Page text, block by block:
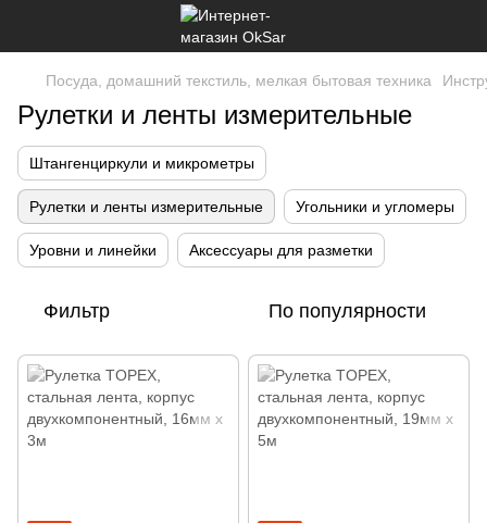
Посуда, домашний текстиль, мелкая бытовая техника
Рулетки и ленты измерительные
Штангенциркули и микрометры
Рулетки и ленты измерительные Угольники и угломеры
Уровни и линейки Аксессуары для разметки
Фильтр По популярности